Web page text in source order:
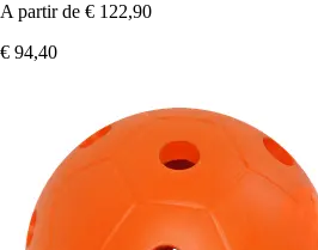
A partir de € 122,90
€ 94,40